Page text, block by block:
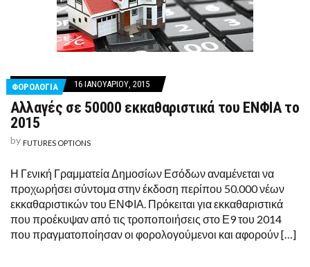
ΦΟΡΟΛΟΓΙΑ 16 ΙΑΝΟΥΑΡΊΟΥ, 2015
Αλλαγές σε 50000 εκκαθαριστικά του ΕΝΦΙΑ το
2015
by FUTURES OPTIONS
Η Γενική Γραμματεία Δημοσίων Εσόδων αναμένεται να
προχωρήσει σύντομα στην έκδοση περίπου 50.000 νέων
εκκαθαριστικών του ΕΝΦΙΑ. Πρόκειται για εκκαθαριστικά
που προέκυψαν από τις τροποποιήσεις στο Ε9 του 2014
που πραγματοποίησαν οι φορολογούμενοι και αφορούν […]